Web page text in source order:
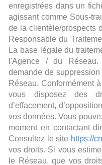
enregistrées dans un
agissant comme Sous-
de la clientèle/prospects
Responsable du
La base légale du
l'Agence / du Réseau.
demande de
Réseau. Conformément
vous disposez des
d’effacement,
vos données. Vous
moment en contactant
Consultez le site https://
vos droits. Si vous
le Réseau, que vos